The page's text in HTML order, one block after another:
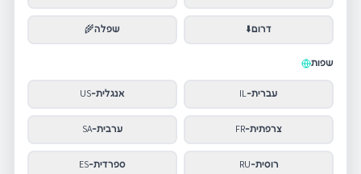
דרום⬇️ שפלה🌾
שפות
עברית-
IL אנגלית-
US
צרפתית-
FR ערבית-
SA
רוסית-
RU ספרדית-
ES